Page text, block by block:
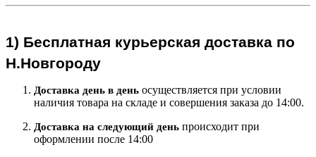
1) Бесплатная курьерская доставка по
Н.Новгороду
Доставка день в день осуществляется при условии
наличия товара на складе и совершения заказа до 14:00.
Доставка на следующий день происходит при
оформлении после 14:00